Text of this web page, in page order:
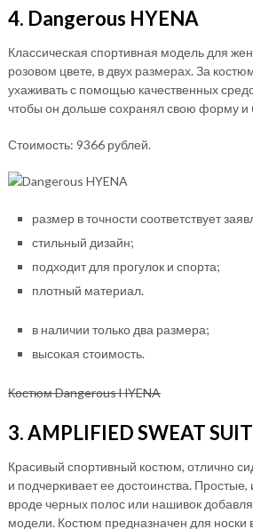
4. Dangerous HYENA
Классическая спортивная модель для
розовом цвете, в двух размерах. За
ухаживать с помощью качественных
чтобы он дольше сохранял свою форму и
Стоимость: 9366 рублей.
размер в точности соответствует
стильный дизайн;
подходит для прогулок и спорта;
плотный материал.
в наличии только два размера;
высокая стоимость.
Костюм Dangerous HYENA
3. AMPLIFIED SWEAT
Красивый спортивный костюм, отлично
и подчеркивает ее достоинства.
вроде черных полос или нашивок
модели. Костюм предназначен для носки